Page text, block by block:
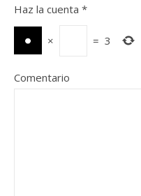
Haz la cuenta *
× = 3
Comentario